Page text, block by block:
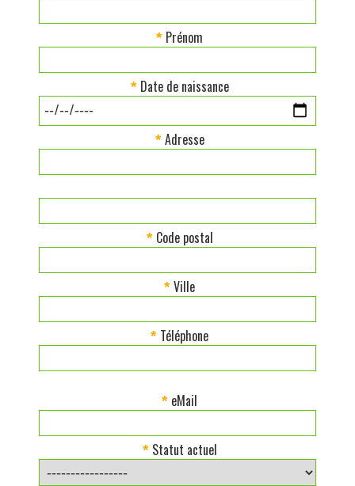
* Prénom
* Date de naissance
* Adresse
* Code postal
* Ville
* Téléphone
* eMail
* Statut actuel